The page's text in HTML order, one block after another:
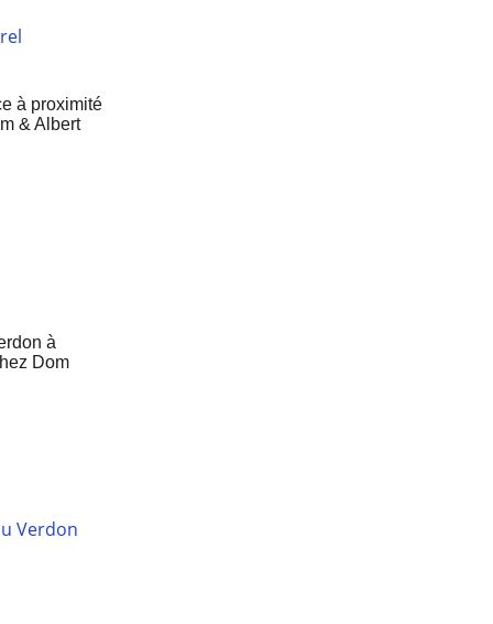
Verdon